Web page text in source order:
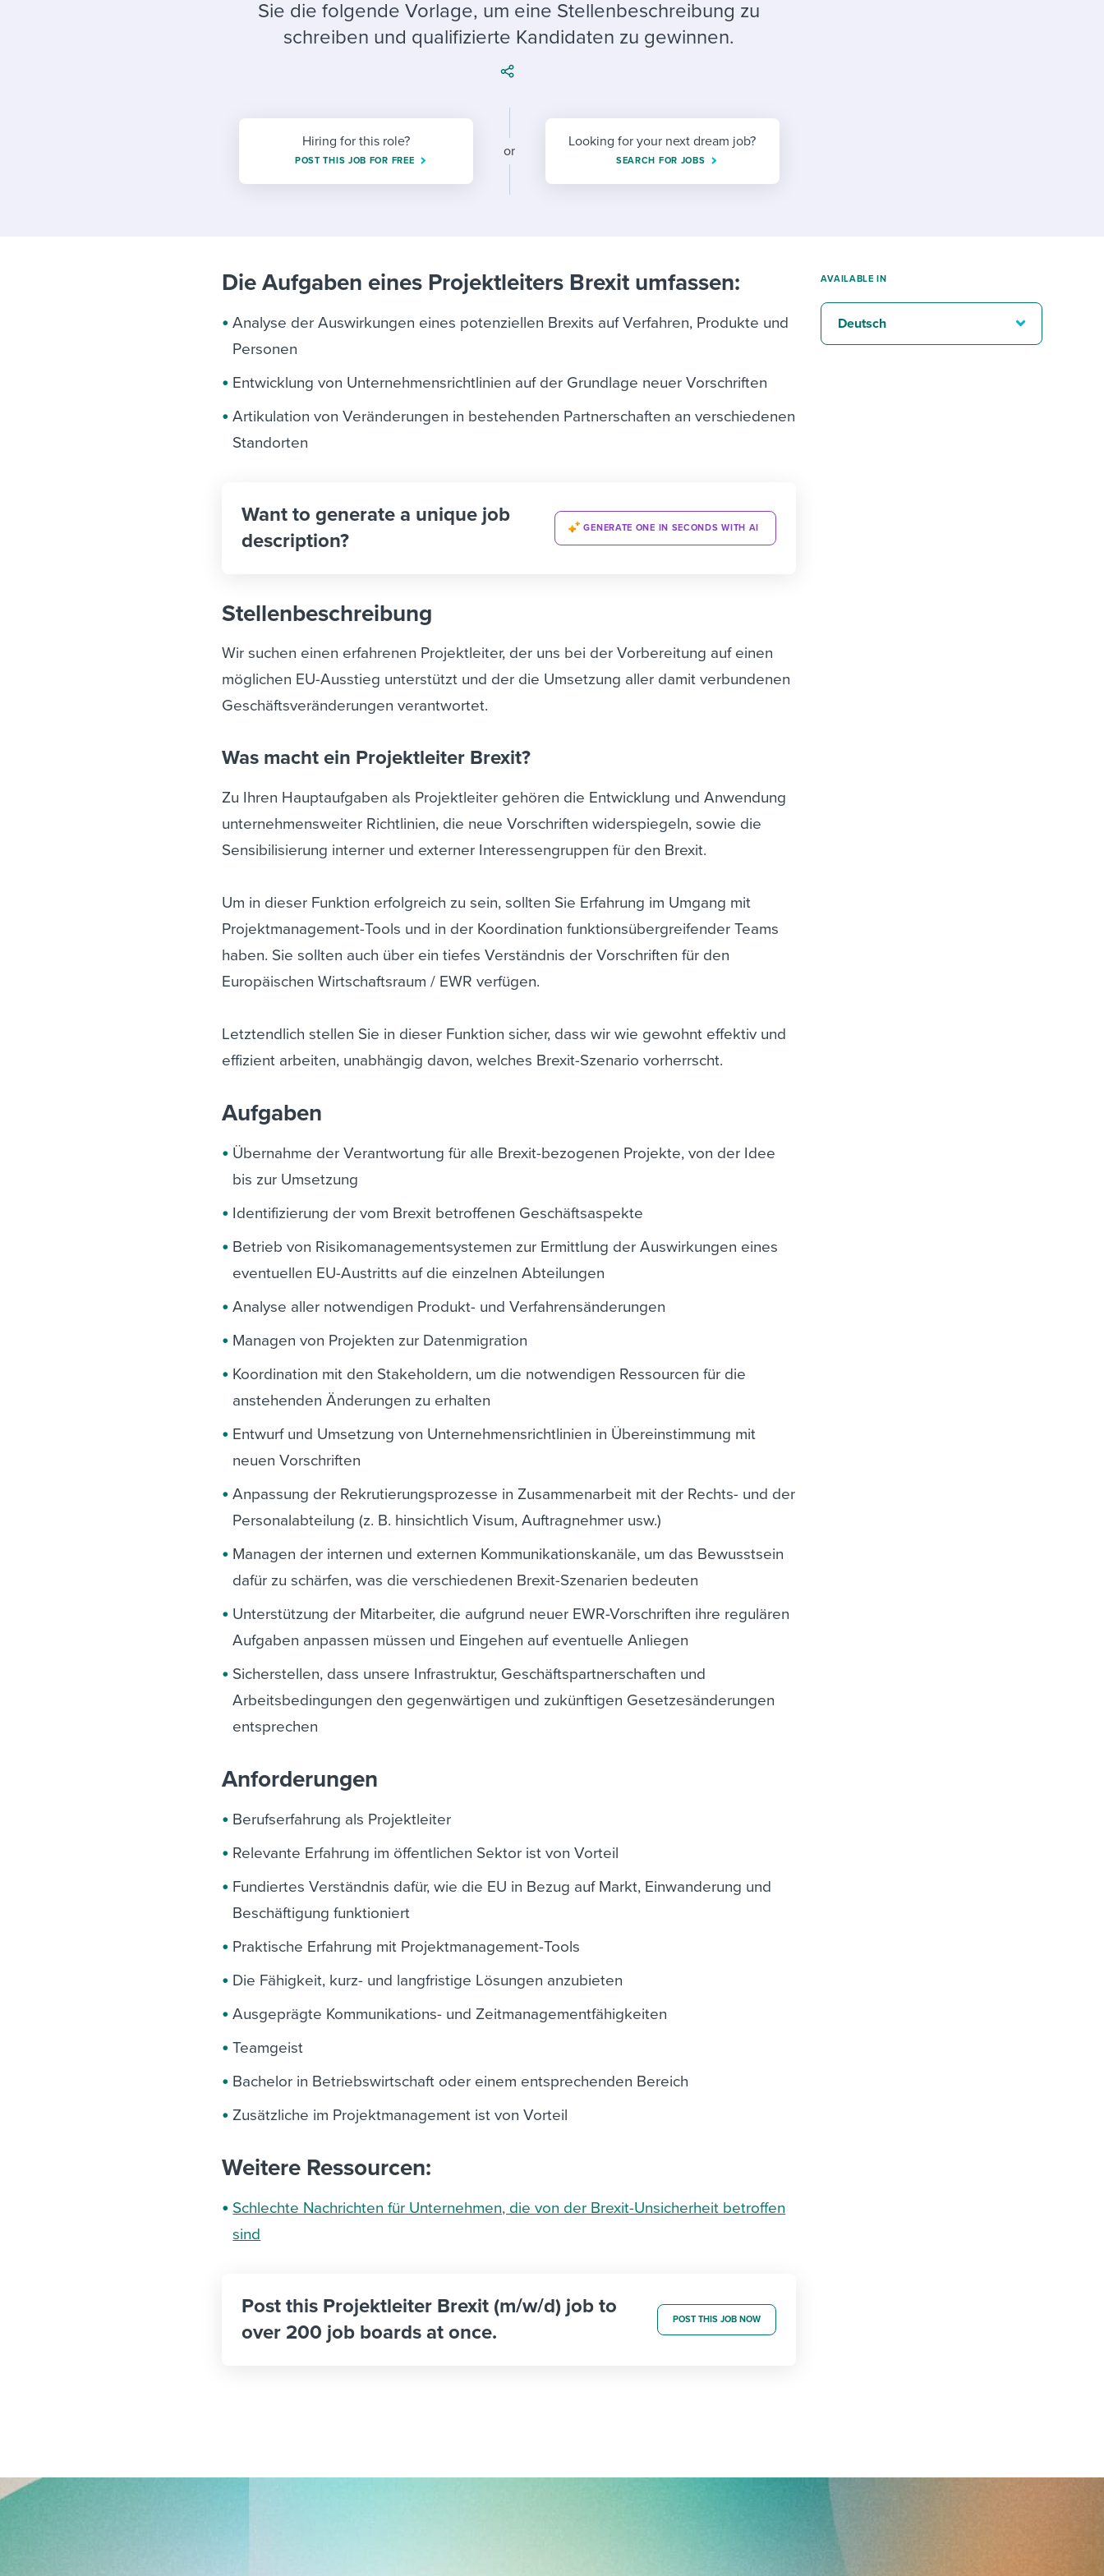
Candidate/employee experiences
Workable customer stories
Workable customer stories
Attend webinars & events Workable customer stories
Sie die folgende Vorlage, um eine Stellenbeschreibung zu
schreiben und qualifizierte Kandidaten zu gewinnen.
Hiring for this role?
POST THIS JOB FOR FREE
or
Looking for your next dream job?
SEARCH FOR JOBS
Die Aufgaben eines Projektleiters Brexit umfassen:
Analyse der Auswirkungen eines potenziellen Brexits auf Verfahren, Produkte und
Personen
Entwicklung von Unternehmensrichtlinien auf der Grundlage neuer Vorschriften
Artikulation von Veränderungen in bestehenden Partnerschaften an verschiedenen
Standorten
Want to generate a unique job
description?
GENERATE ONE IN SECONDS WITH AI
Stellenbeschreibung
Wir suchen einen erfahrenen Projektleiter, der uns bei der Vorbereitung auf einen
möglichen EU-Ausstieg unterstützt und der die Umsetzung aller damit verbundenen
Geschäftsveränderungen verantwortet.
Was macht ein Projektleiter Brexit?
Zu Ihren Hauptaufgaben als Projektleiter gehören die Entwicklung und Anwendung
unternehmensweiter Richtlinien, die neue Vorschriften widerspiegeln, sowie die
Sensibilisierung interner und externer Interessengruppen für den Brexit.
Um in dieser Funktion erfolgreich zu sein, sollten Sie Erfahrung im Umgang mit
Projektmanagement-Tools und in der Koordination funktionsübergreifender Teams
haben. Sie sollten auch über ein tiefes Verständnis der Vorschriften für den
Europäischen Wirtschaftsraum / EWR verfügen.
Letztendlich stellen Sie in dieser Funktion sicher, dass wir wie gewohnt effektiv und
effizient arbeiten, unabhängig davon, welches Brexit-Szenario vorherrscht.
Aufgaben
Übernahme der Verantwortung für alle Brexit-bezogenen Projekte, von der Idee
bis zur Umsetzung
Identifizierung der vom Brexit betroffenen Geschäftsaspekte
Betrieb von Risikomanagementsystemen zur Ermittlung der Auswirkungen eines
eventuellen EU-Austritts auf die einzelnen Abteilungen
Analyse aller notwendigen Produkt- und Verfahrensänderungen
Managen von Projekten zur Datenmigration
Koordination mit den Stakeholdern, um die notwendigen Ressourcen für die
anstehenden Änderungen zu erhalten
Entwurf und Umsetzung von Unternehmensrichtlinien in Übereinstimmung mit
neuen Vorschriften
Anpassung der Rekrutierungsprozesse in Zusammenarbeit mit der Rechts- und der
Personalabteilung (z. B. hinsichtlich Visum, Auftragnehmer usw.)
Managen der internen und externen Kommunikationskanäle, um das Bewusstsein
dafür zu schärfen, was die verschiedenen Brexit-Szenarien bedeuten
Unterstützung der Mitarbeiter, die aufgrund neuer EWR-Vorschriften ihre regulären
Aufgaben anpassen müssen und Eingehen auf eventuelle Anliegen
Sicherstellen, dass unsere Infrastruktur, Geschäftspartnerschaften und
Arbeitsbedingungen den gegenwärtigen und zukünftigen Gesetzesänderungen
entsprechen
Anforderungen
Berufserfahrung als Projektleiter
Relevante Erfahrung im öffentlichen Sektor ist von Vorteil
Fundiertes Verständnis dafür, wie die EU in Bezug auf Markt, Einwanderung und
Beschäftigung funktioniert
Praktische Erfahrung mit Projektmanagement-Tools
Die Fähigkeit, kurz- und langfristige Lösungen anzubieten
Ausgeprägte Kommunikations- und Zeitmanagementfähigkeiten
Teamgeist
Bachelor in Betriebswirtschaft oder einem entsprechenden Bereich
Zusätzliche im Projektmanagement ist von Vorteil
Weitere Ressourcen:
Schlechte Nachrichten für Unternehmen, die von der Brexit-Unsicherheit betroffen
sind
Post this Projektleiter Brexit (m/w/d) job to
over 200 job boards at once.
POST THIS JOB NOW
AVAILABLE IN
Deutsch